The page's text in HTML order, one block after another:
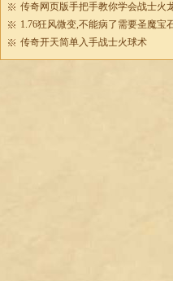
传奇网页版手把手教你学会战士火
1.76狂风微变,不能病了需要圣魔宝
传奇开天简单入手战士火球术